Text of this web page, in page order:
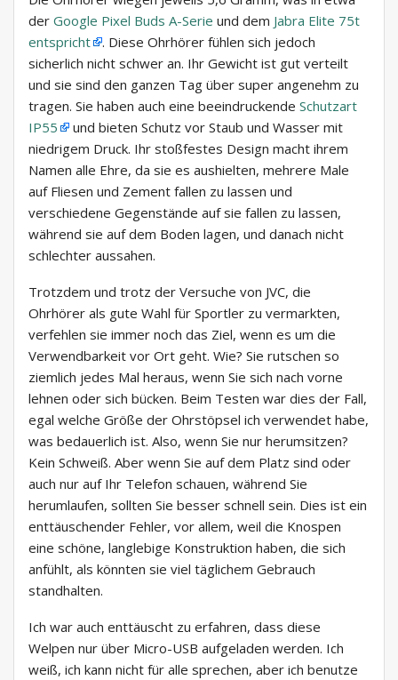
der Google Pixel Buds A-Serie und dem Jabra Elite 75t
entspricht
. Diese Ohrhörer fühlen sich jedoch
sicherlich nicht schwer an. Ihr Gewicht ist gut verteilt
und sie sind den ganzen Tag über super angenehm zu
tragen. Sie haben auch eine beeindruckende Schutzart
IP55
und bieten Schutz vor Staub und Wasser mit
niedrigem Druck. Ihr stoßfestes Design macht ihrem
Namen alle Ehre, da sie es aushielten, mehrere Male
auf Fliesen und Zement fallen zu lassen und
verschiedene Gegenstände auf sie fallen zu lassen,
während sie auf dem Boden lagen, und danach nicht
schlechter aussahen.
Trotzdem und trotz der Versuche von JVC, die
Ohrhörer als gute Wahl für Sportler zu vermarkten,
verfehlen sie immer noch das Ziel, wenn es um die
Verwendbarkeit vor Ort geht. Wie? Sie rutschen so
ziemlich jedes Mal heraus, wenn Sie sich nach vorne
lehnen oder sich bücken. Beim Testen war dies der Fall,
egal welche Größe der Ohrstöpsel ich verwendet habe,
was bedauerlich ist. Also, wenn Sie nur herumsitzen?
Kein Schweiß. Aber wenn Sie auf dem Platz sind oder
auch nur auf Ihr Telefon schauen, während Sie
herumlaufen, sollten Sie besser schnell sein. Dies ist ein
enttäuschender Fehler, vor allem, weil die Knospen
eine schöne, langlebige Konstruktion haben, die sich
anfühlt, als könnten sie viel täglichem Gebrauch
standhalten.
Ich war auch enttäuscht zu erfahren, dass diese
Welpen nur über Micro-USB aufgeladen werden. Ich
weiß, ich kann nicht für alle sprechen, aber ich benutze